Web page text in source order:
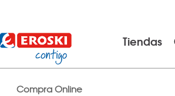
Tiendas
Compra Online